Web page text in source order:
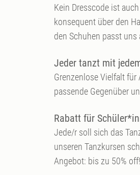
Kein Dresscode ist
konsequent über den
den Schuhen passt uns
Jeder tanzt mit
Grenzenlose Vielfalt für
passende Gegenüber
Rabatt für
Jede/r soll sich das
unseren Tanzkursen
Angebot: bis zu 50% off!